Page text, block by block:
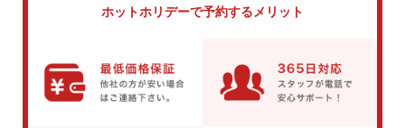
ホットホリデーで予約するメリット